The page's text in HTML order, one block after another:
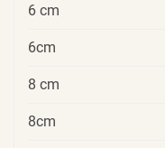
6 cm
6cm
8 cm
8cm